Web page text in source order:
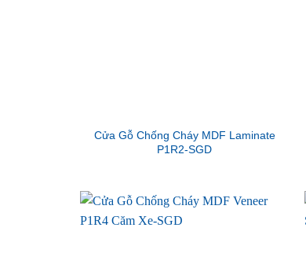
Cửa Gỗ Chống Cháy MDF Laminate
P1R2-SGD